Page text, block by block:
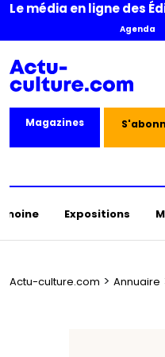
Le média en ligne des
Agenda
Magazines
Expositions
Actu-culture.com > Annuaire